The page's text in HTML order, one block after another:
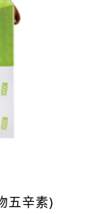
五辛素)